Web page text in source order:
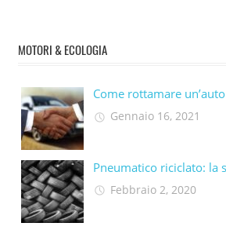
MOTORI & ECOLOGIA
Come rottamare
Gennaio 16, 2021
Pneumatico riciclato: la
Febbraio 2, 2020